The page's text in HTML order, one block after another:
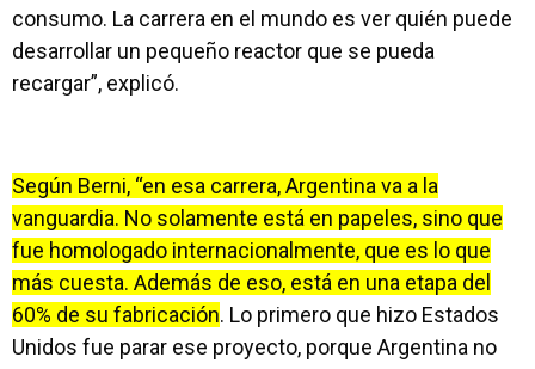
consumo. La carrera en el mundo es ver quién puede
desarrollar un pequeño reactor que se pueda
recargar”, explicó.
Según Berni, “en esa carrera, Argentina va a la
vanguardia. No solamente está en papeles, sino que
fue homologado internacionalmente, que es lo que
más cuesta. Además de eso, está en una etapa del
60% de su fabricación. Lo primero que hizo Estados
Unidos fue parar ese proyecto, porque Argentina no